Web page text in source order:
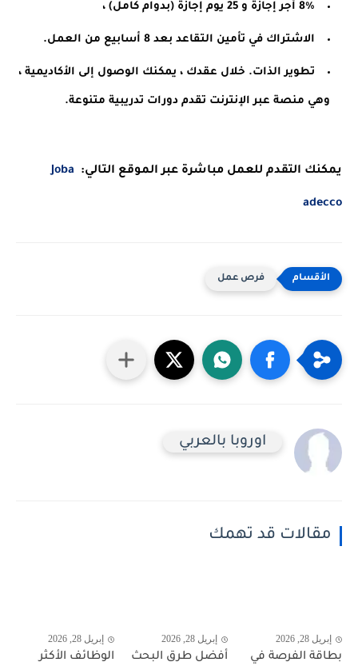
8٪ أجر إجازة و 25 يوم إجازة (بدوام كامل) ،
الاشتراك في تأمين التقاعد بعد 8 أسابيع من العمل.
وهي منصة عبر الإنترنت تقدم دورات تدريبية متنوعة.
يمكنك التقدم للعمل مباشرة عبر الموقع التالي:
adecco
فرص عمل
اوروبا بالعربي
مقالات قد تهمك
إبريل 28, 2026
بطاقة الفرصة في
إبريل 28, 2026
أفضل طرق البحث
إبريل 28, 2026
الوظائف الأكثر